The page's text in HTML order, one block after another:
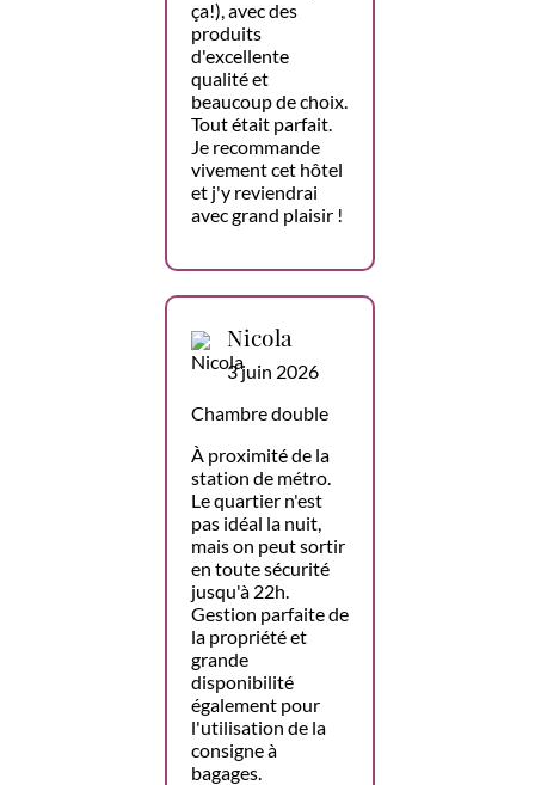
ça!), avec des
produits
d'excellente
qualité et
beaucoup de choix.
Tout était parfait.
Je recommande
vivement cet hôtel
et j'y reviendrai
avec grand plaisir !
Nicola
3 juin 2026
Chambre double
À proximité de la
station de métro.
Le quartier n'est
pas idéal la nuit,
mais on peut sortir
en toute sécurité
jusqu'à 22h.
Gestion parfaite de
la propriété et
grande
disponibilité
également pour
l'utilisation de la
consigne à
bagages.